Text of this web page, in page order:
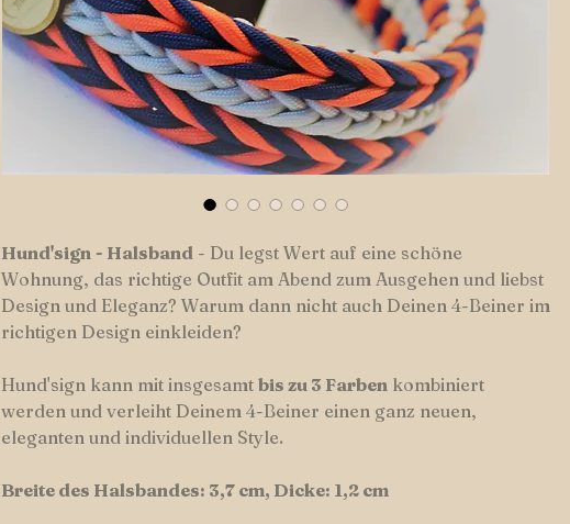
Hund'sign - Halsband - Du legst Wert auf eine schöne
Wohnung, das richtige Outfit am Abend zum Ausgehen und liebst
Design und Eleganz? Warum dann nicht auch Deinen 4-Beiner im
richtigen Design einkleiden?
Hund'sign kann mit insgesamt bis zu 3 Farben kombiniert
werden und verleiht Deinem 4-Beiner einen ganz neuen,
eleganten und individuellen Style.
Breite des Halsbandes: 3,7 cm, Dicke: 1,2 cm